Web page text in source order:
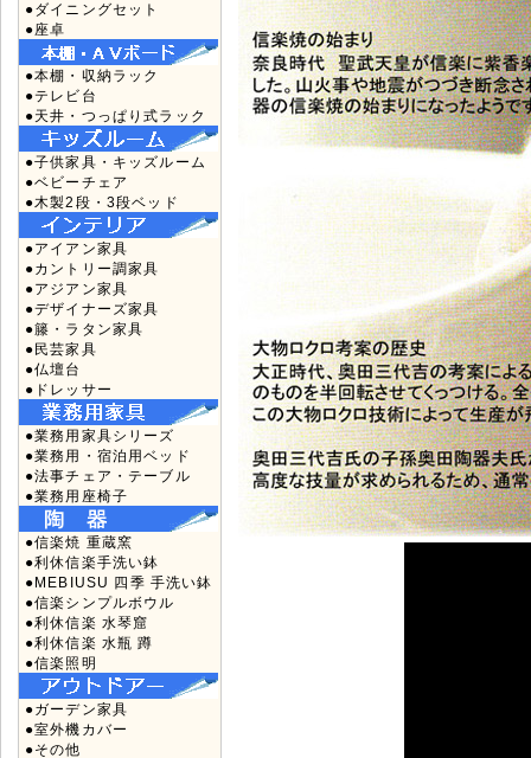
●ダイニングセット
●座卓
●本棚・収納ラック
●テレビ台
●天井・つっぱり式ラック
●子供家具・キッズルーム
●ベビーチェア
●木製2段・3段ベッド
●アイアン家具
●カントリー調家具
●アジアン家具
●デザイナーズ家具
●籐・ラタン家具
●民芸家具
●仏壇台
●ドレッサー
●業務用家具シリーズ
●業務用・宿泊用ベッド
●法事チェア・テーブル
●業務用座椅子
●信楽焼 重蔵窯
●利休信楽手洗い鉢
●MEBIUSU 四季 手洗い鉢
●信楽シンプルボウル
●利休信楽 水琴窟
●利休信楽 水瓶 蹲
●信楽照明
●ガーデン家具
●室外機カバー
●その他